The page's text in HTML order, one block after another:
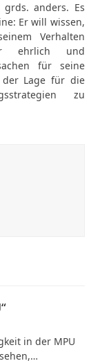
anders. Es
Er will wissen,
Verhalten
ehrlich und
für seine
Lage für die
zu
in der MPU